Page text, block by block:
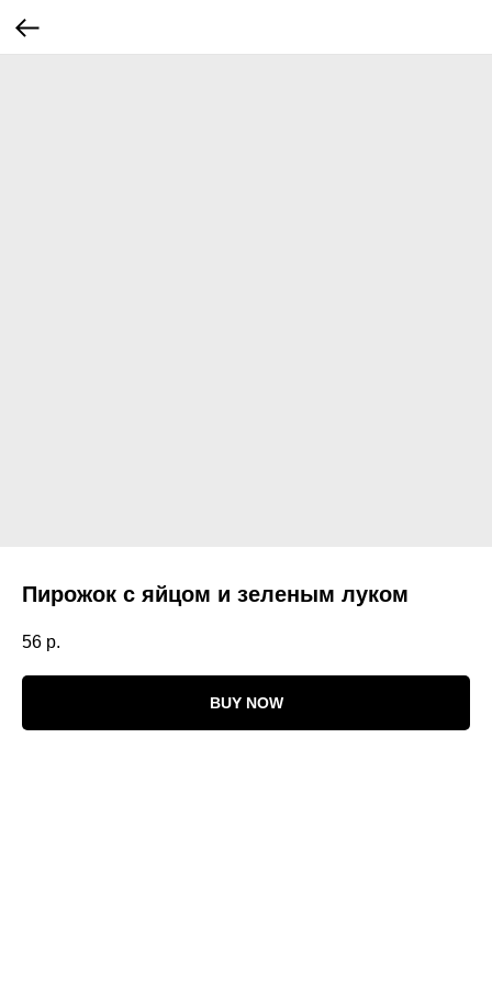
Пирожок с яйцом и зеленым луком
56 р.
BUY NOW